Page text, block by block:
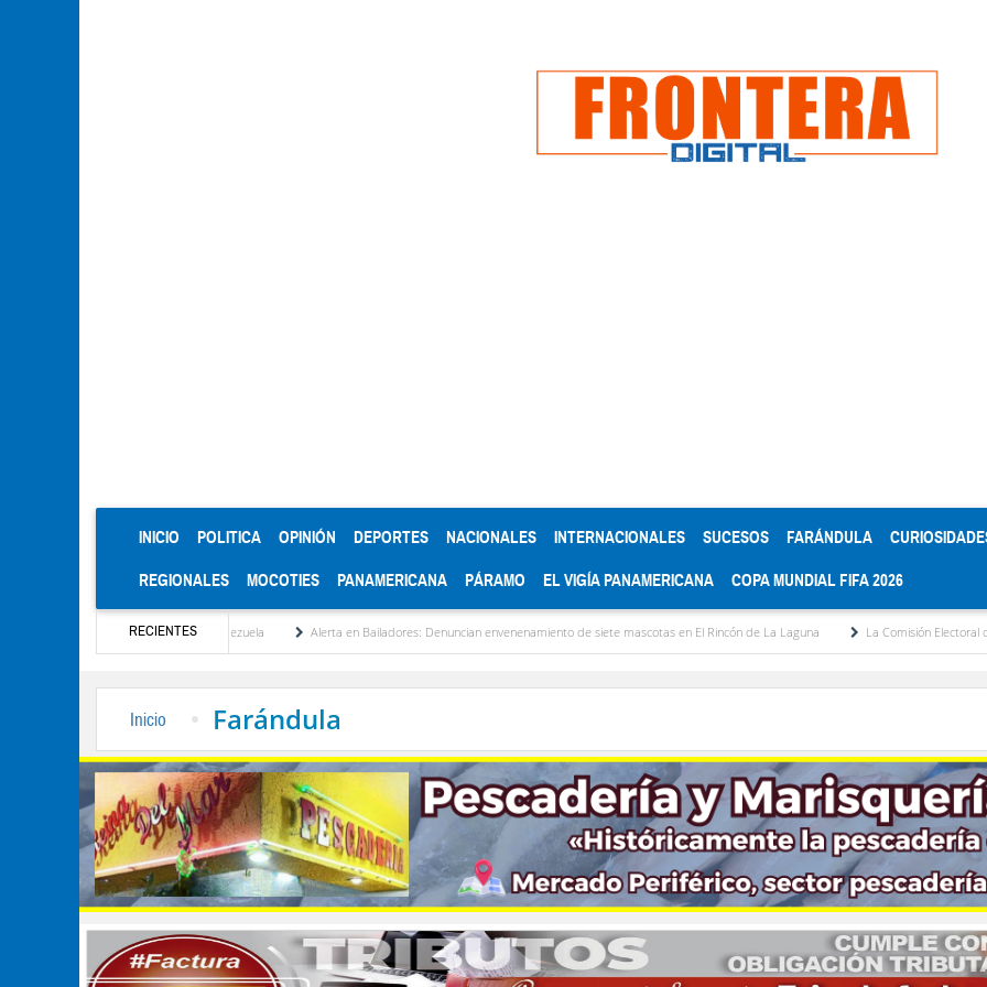
INICIO (CURRENT)
POLITICA OPINIÓN DEPORTES NACIONALES INTERNACIONALES SUCESOS FARÁNDULA
REGIONALES MOCOTIES PANAMERICANA PÁRAMO EL VIGÍA PANAMERICANA COPA MUNDIAL FIFA 2026
RECIENTES
de Venezuela Alerta en Bailadores: Denuncian envenenamiento de siete mascotas en El Rincón de La Laguna La Comisión Electoral del Colegio de
Inicio Farándula